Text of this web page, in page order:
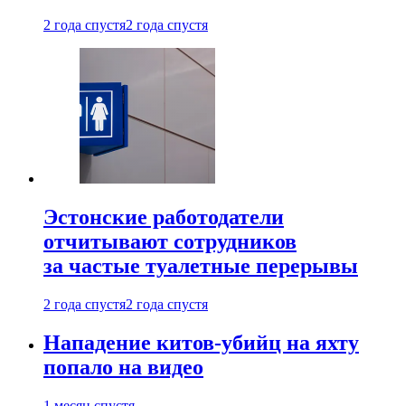
2 года спустя2 года спустя
Эстонские работодатели
отчитывают сотрудников
за частые туалетные перерывы
2 года спустя2 года спустя
Нападение китов-убийц на яхту
попало на видео